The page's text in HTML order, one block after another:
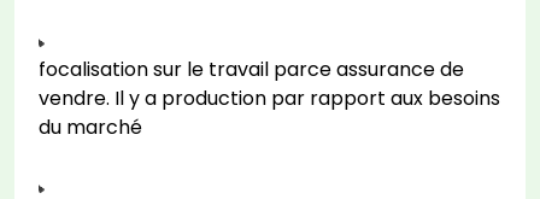
focalisation sur le travail parce assurance de
vendre. Il y a production par rapport aux besoins
du marché